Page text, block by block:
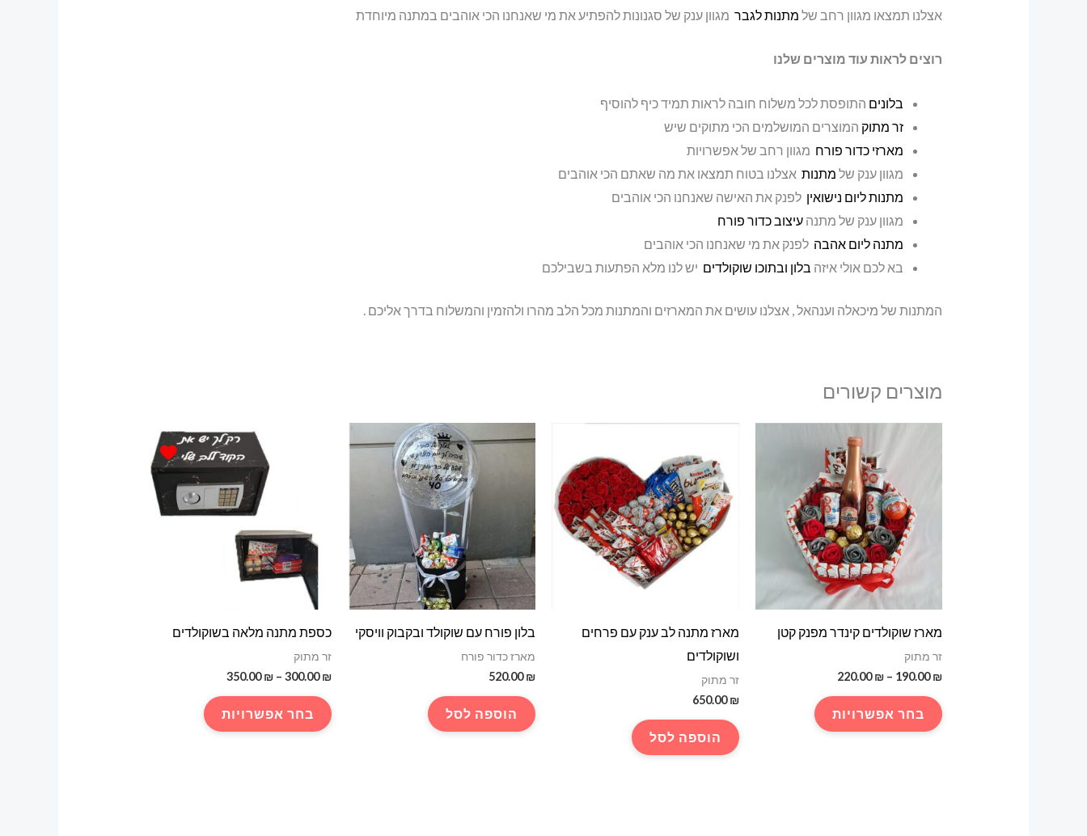
אצלנו תמצאו מגוון רחב של מתנות לגברמגוון ענק של סגנונות להפתיע את מי שאנחנו הכי אוהבים במתנה מיוחדת
רוצים לראות עוד מוצרים שלנו
בלונים התופסת לכל משלוח חובה לראות תמיד כיף להוסיף
זר מתוק המוצרים המושלמים הכי מתוקים שיש
מארזי כדור פורח מגוון רחב של אפשרויות
מגוון ענק של מתנות אצלנו בטוח תמצאו את מה שאתם הכי אוהבים
מתנות ליום נישואין לפנק את האישה שאנחנו הכי אוהבים
מגוון ענק של מתנה עיצוב כדור פורח
מתנה ליום אהבה לפנק את מי שאנחנו הכי אוהבים
בא לכם אולי איזה בלון ובתוכו שוקולדים יש לנו מלא הפתעות בשבילכם
המתנות של מיכאלה וענהאל , אצלנו עושים את המארזים והמתנות מכל הלב מהרו ולהזמין והמשלוח בדרך אליכם .
מוצרים קשורים
מארז שוקולדים קינדר מפנק קטן
זר מתוק
190.00₪
–
220.00₪
טווח
עד
⁦220.00 ₪⁩
בחר אפשרויות
זה
מארז מתנה לב ענק עם פרחים
ושוקולדים
זר מתוק
650.00₪
הוספה לסל
בלון פורח עם שוקולד ובקבוק וויסקי
מארז כדור פורח
520.00₪
הוספה לסל
כספת מתנה מלאה בשוקולדים
זר מתוק
300.00₪
–
350.00₪
טווח
עד
⁦350.00 ₪⁩
בחר אפשרויות
זה